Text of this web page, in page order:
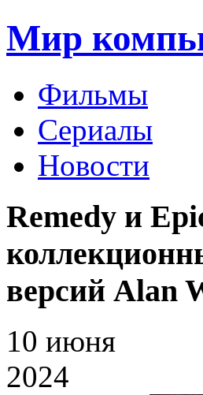
Мир
Фильмы
Сериалы
Новости
Remedy и
версий Alan
10 июня
2024